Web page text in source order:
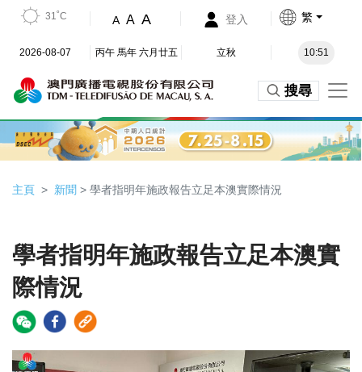
31˚C A A A 登入 繁
2026-08-07 丙午 馬年 六月廿五 立秋 10:51
搜尋
主頁 新聞 > 學者指明年施政報告立足本澳實際情況
學者指明年施政報告立足本澳實
際情況